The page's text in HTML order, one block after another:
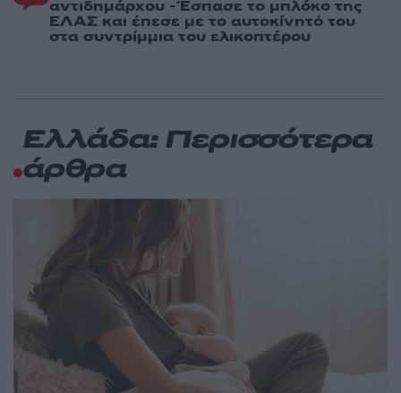
αντιδημάρχου - Έσπασε το μπλόκο της
ΕΛΑΣ και έπεσε με το αυτοκίνητό του
στα συντρίμμια του ελικοπτέρου
Ελλάδα: Περισσότερα
άρθρα